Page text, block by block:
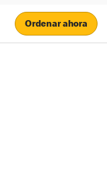
Ordenar ahora